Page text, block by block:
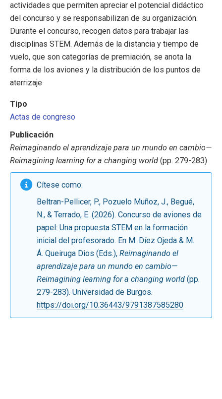
actividades que permiten apreciar el potencial didáctico
del concurso y se responsabilizan de su organización.
Durante el concurso, recogen datos para trabajar las
disciplinas STEM. Además de la distancia y tiempo de
vuelo, que son categorías de premiación, se anota la
forma de los aviones y la distribución de los puntos de
aterrizaje
Tipo
Actas de congreso
Publicación
Reimaginando el aprendizaje para un mundo en cambio—
Reimagining learning for a changing world (pp. 279-283)
Cítese como:
Beltran-Pellicer, P., Pozuelo Muñoz, J., Begué,
N., & Terrado, E. (2026). Concurso de aviones de
papel: Una propuesta STEM en la formación
inicial del profesorado. En M. Díez Ojeda & M.
Á. Queiruga Dios (Eds.), Reimaginando el
aprendizaje para un mundo en cambio—
Reimagining learning for a changing world(pp.
279-283). Universidad de Burgos.
https://doi.org/10.36443/9791387585280